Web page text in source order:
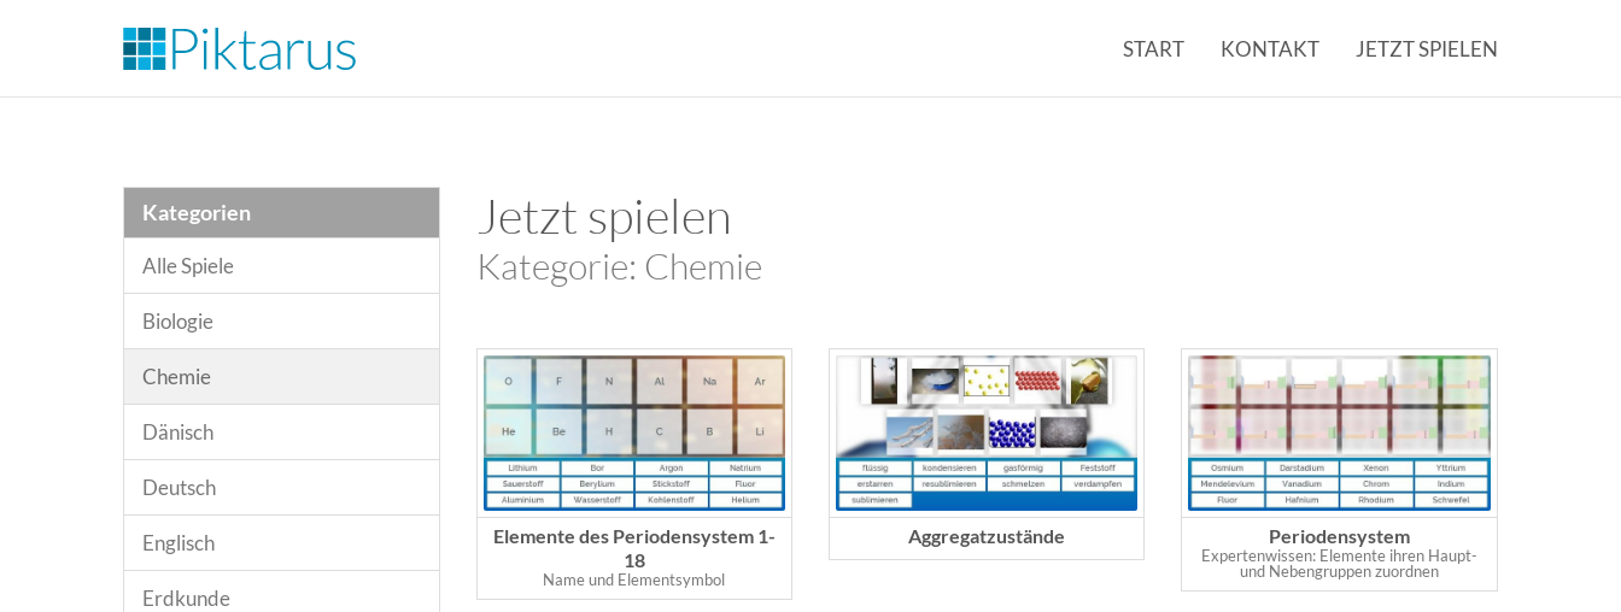
START KONTAKT JETZT SPIELEN
Kategorien
Alle Spiele
Biologie
Chemie
Dänisch
Deutsch
Englisch
Erdkunde
Jetzt spielen
Kategorie: Chemie
Elemente des Periodensystem 1-
18
Name und Elementsymbol
Aggregatzustände Periodensystem
Expertenwissen: Elemente ihren Haupt-
und Nebengruppen zuordnen